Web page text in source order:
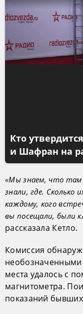
Кто
и Шафран на
«Мы знаем, что там
знали, где. Сколько
каждому, кого
вы посещали, были
рассказала Кетло.
Комиссия
необозначенными
места удалось с
магнитометра.
показаний